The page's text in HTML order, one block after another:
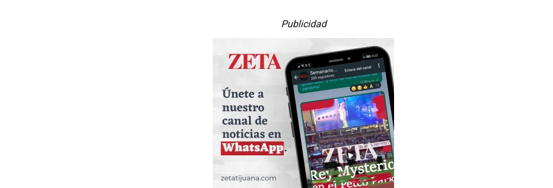
Publicidad